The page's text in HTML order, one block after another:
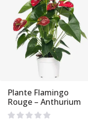
Plante Flamingo
Rouge – Anthurium